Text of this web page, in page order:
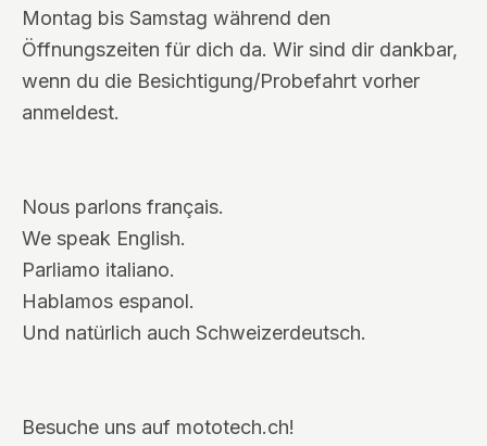
Montag bis Samstag während den
Öffnungszeiten für dich da. Wir sind dir dankbar,
wenn du die Besichtigung/Probefahrt vorher
anmeldest.
Nous parlons français.
We speak English.
Parliamo italiano.
Hablamos espanol.
Und natürlich auch Schweizerdeutsch.
Besuche uns auf mototech.ch!